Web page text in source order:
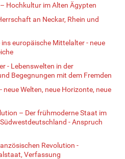
Hochkultur im Alten Ägypten
an Neckar, Rhein und
europäische Mittelalter - neue
- Lebenswelten in der
Begegnungen mit dem Fremden
neue Welten, neue Horizonte, neue
– Der frühmoderne Staat im
- Anspruch
Revolution -
Verfassung